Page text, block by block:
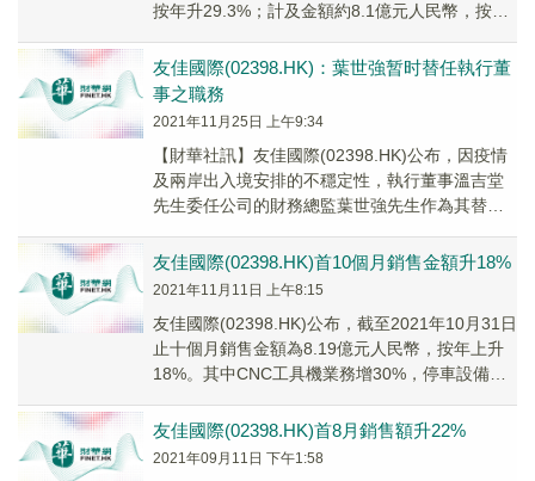
按年升29.3%；計及金額約8.1億元人民幣，按年
友佳國際(02398.HK)：葉世強暂时替任執行董
事之職務
2021年11月25日 上午9:34
【財華社訊】友佳國際(02398.HK)公布，因疫情
及兩岸出入境安排的不穩定性，執行董事溫吉堂
先生委任公司的財務總監葉世強先生作為其替任
友佳國際(02398.HK)首10個月銷售金額升18%
2021年11月11日 上午8:15
友佳國際(02398.HK)公布，截至2021年10月31日
止十個月銷售金額為8.19億元人民幣，按年上升
18%。其中CNC工具機業務增30%，停車設備業
友佳國際(02398.HK)首8月銷售額升22%
2021年09月11日 下午1:58